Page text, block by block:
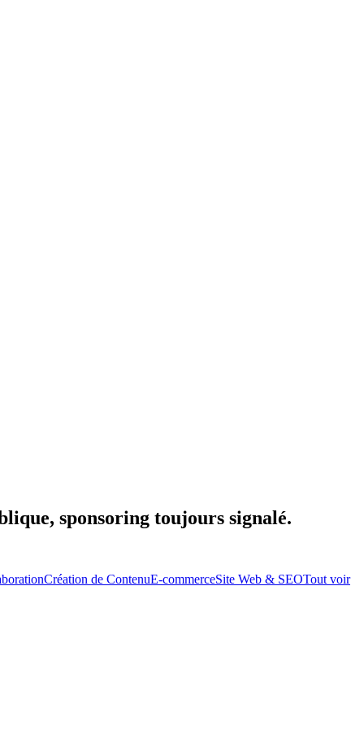
sponsoring toujours signalé.
Création de ContenuE-commerceSite Web & SEOTout voir